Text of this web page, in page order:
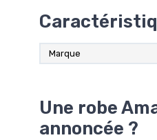
Marque
Une robe
annoncée ?